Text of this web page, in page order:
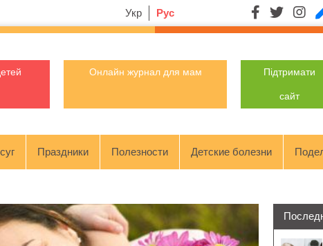
Укр Рус
Онлайн журнал для мам Підтримати
сайт
Праздники Полезности Детские болезни